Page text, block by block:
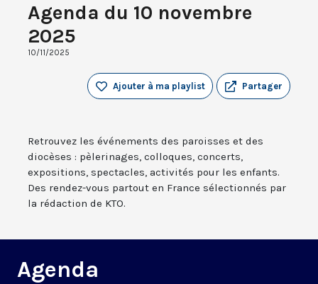
Agenda du 10 novembre
2025
10/11/2025
Partager
Ajouter à ma playlist
Retrouvez les événements des paroisses et des
diocèses : pèlerinages, colloques, concerts,
expositions, spectacles, activités pour les enfants.
Des rendez-vous partout en France sélectionnés par
la rédaction de KTO.
Agenda